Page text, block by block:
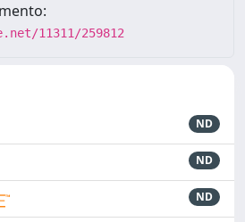
11311/259812
ND
ND
ND